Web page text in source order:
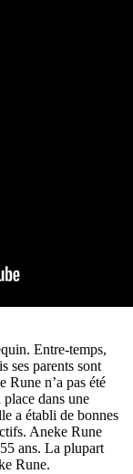
Entre-temps,
ses parents sont
Rune n’a pas été
dans une
a établi de bonnes
Aneke Rune
ans. La plupart
Rune.